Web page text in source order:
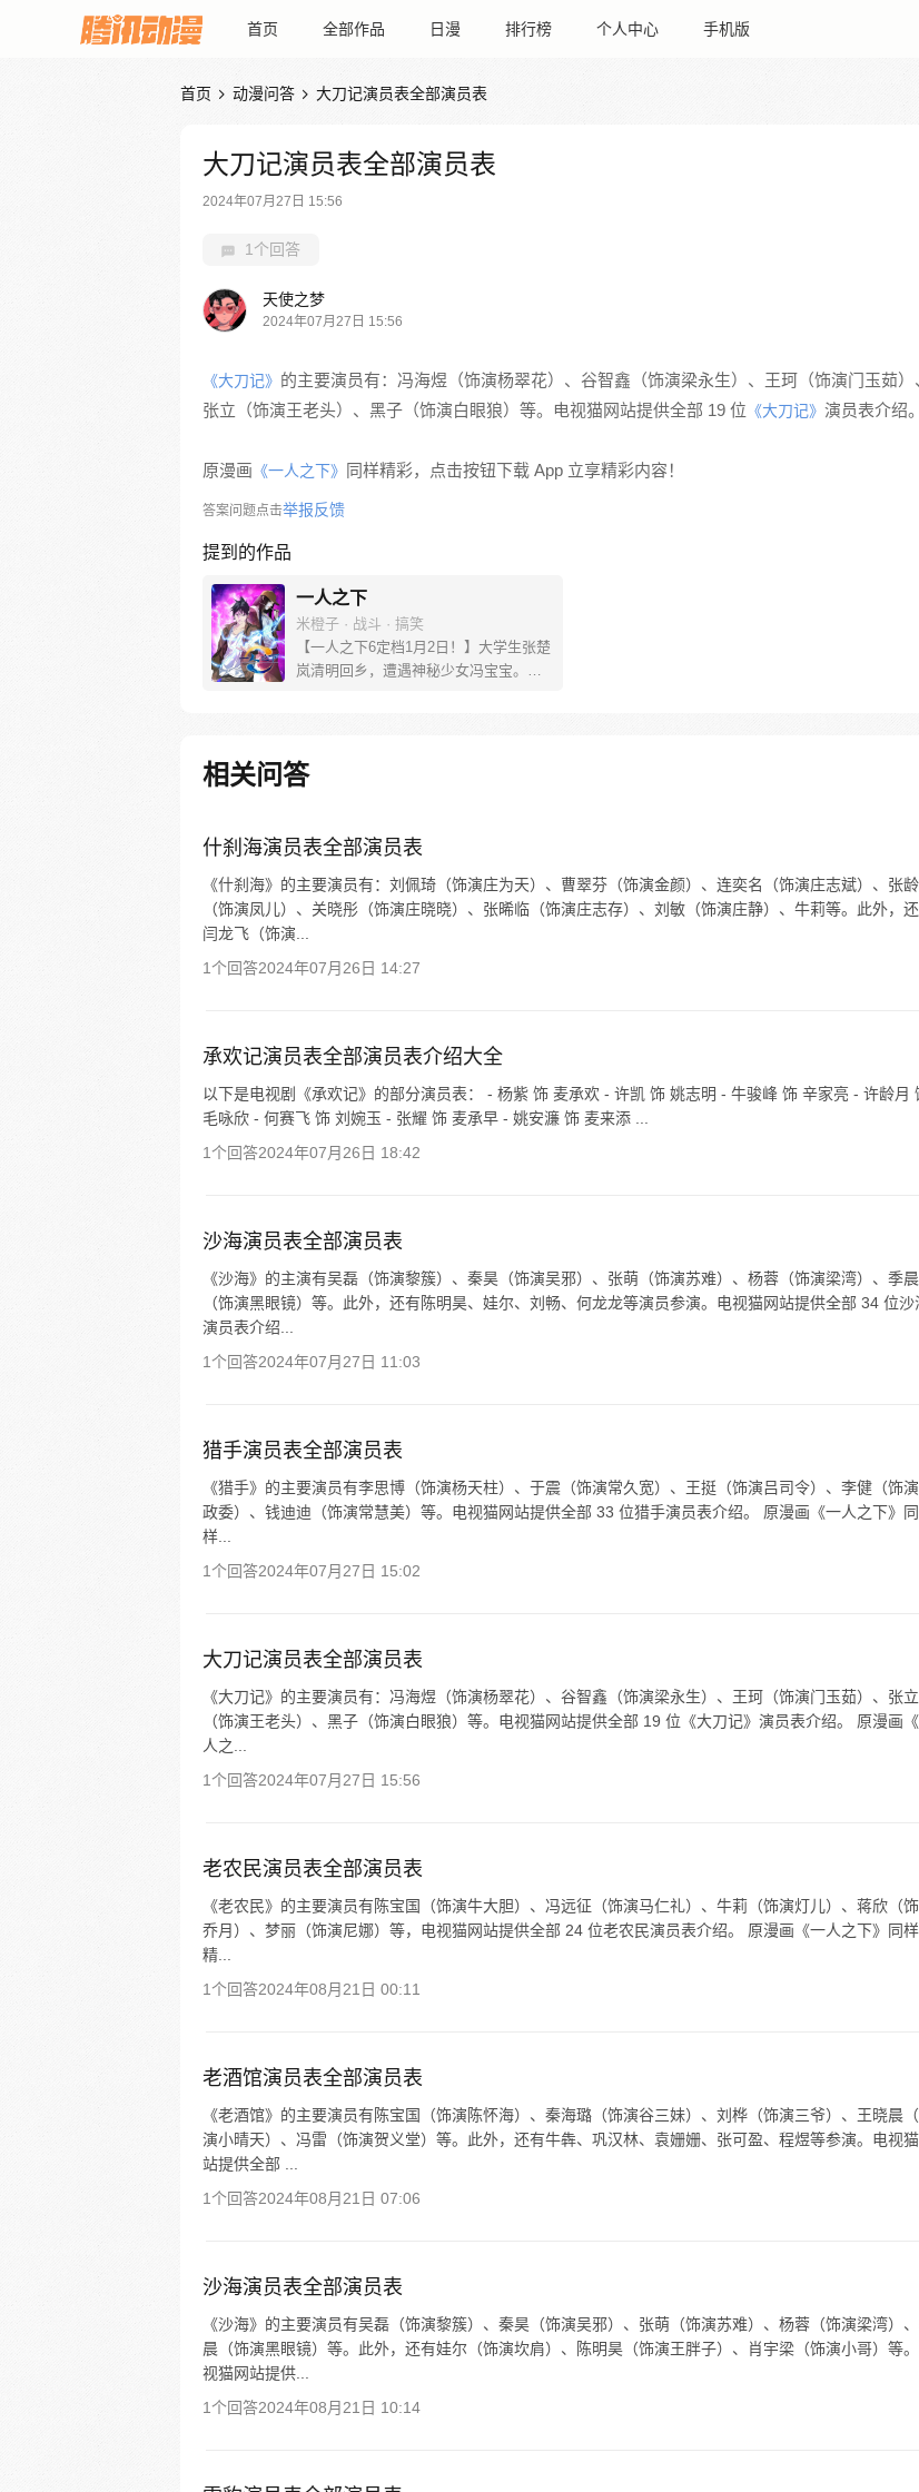
首页 全部作品 日漫 排行榜 个人中心 手机版
首页  动漫问答  大刀记演员表全部演员表
大刀记演员表全部演员表
2024年07月27日 15:56
1个回答
天使之梦
2024年07月27日 15:56
《大刀记》 的主要演员有：冯海煜（饰演杨翠花）、谷智鑫（饰演梁永生）、王珂（饰演门玉茹）
张立（饰演王老头）、黑子（饰演白眼狼）等。电视猫网站提供全部 19 位 《大刀记》 演员表介绍。
原漫画 《一人之下》 同样精彩，点击按钮下载 App 立享精彩内容！
答案问题点击举报反馈
提到的作品
一人之下
米橙子 · 战斗 · 搞笑
【一人之下6定档1月2日！】大学生张楚
岚清明回乡，遭遇神秘少女冯宝宝。素
己与爷爷身上的秘密，张楚岚的生活被
彻底颠覆，与冯宝宝一同踏上“异人”之
相关问答
什刹海演员表全部演员表
《什刹海》的主要演员有：刘佩琦（饰演庄为天）、曹翠芬（饰演金颜）、连奕名（饰演庄志斌）、张
（饰演凤儿）、关晓彤（饰演庄晓晓）、张晞临（饰演庄志存）、刘敏（饰演庄静）、牛莉等。此外，
闫龙飞（饰演...
1个回答2024年07月26日 14:27
承欢记演员表全部演员表介绍大全
以下是电视剧《承欢记》的部分演员表： - 杨紫 饰 麦承欢 - 许凯 饰 姚志明 - 牛骏峰 饰 辛家亮 - 许龄月
毛咏欣 - 何赛飞 饰 刘婉玉 - 张耀 饰 麦承早 - 姚安濂 饰 麦来添 ...
1个回答2024年07月26日 18:42
沙海演员表全部演员表
《沙海》的主演有吴磊（饰演黎簇）、秦昊（饰演吴邪）、张萌（饰演苏难）、杨蓉（饰演梁湾）、季晨
（饰演黑眼镜）等。此外，还有陈明昊、娃尔、刘畅、何龙龙等演员参演。电视猫网站提供全部 34 位沙
演员表介绍...
1个回答2024年07月27日 11:03
猎手演员表全部演员表
《猎手》的主要演员有李思博（饰演杨天柱）、于震（饰演常久宽）、王挺（饰演吕司令）、李健（饰
政委）、钱迪迪（饰演常慧美）等。电视猫网站提供全部 33 位猎手演员表介绍。 原漫画《一人之下》同
样...
1个回答2024年07月27日 15:02
大刀记演员表全部演员表
《大刀记》的主要演员有：冯海煜（饰演杨翠花）、谷智鑫（饰演梁永生）、王珂（饰演门玉茹）、张立
（饰演王老头）、黑子（饰演白眼狼）等。电视猫网站提供全部 19 位《大刀记》演员表介绍。 原漫画
人之...
1个回答2024年07月27日 15:56
老农民演员表全部演员表
《老农民》的主要演员有陈宝国（饰演牛大胆）、冯远征（饰演马仁礼）、牛莉（饰演灯儿）、蒋欣（
乔月）、梦丽（饰演尼娜）等，电视猫网站提供全部 24 位老农民演员表介绍。 原漫画《一人之下》同样
精...
1个回答2024年08月21日 00:11
老酒馆演员表全部演员表
《老酒馆》的主要演员有陈宝国（饰演陈怀海）、秦海璐（饰演谷三妹）、刘桦（饰演三爷）、王晓晨
演小晴天）、冯雷（饰演贺义堂）等。此外，还有牛犇、巩汉林、袁姗姗、张可盈、程煜等参演。电视
站提供全部 ...
1个回答2024年08月21日 07:06
沙海演员表全部演员表
《沙海》的主要演员有吴磊（饰演黎簇）、秦昊（饰演吴邪）、张萌（饰演苏难）、杨蓉（饰演梁湾）
晨（饰演黑眼镜）等。此外，还有娃尔（饰演坎肩）、陈明昊（饰演王胖子）、肖宇梁（饰演小哥）等
视猫网站提供...
1个回答2024年08月21日 10:14